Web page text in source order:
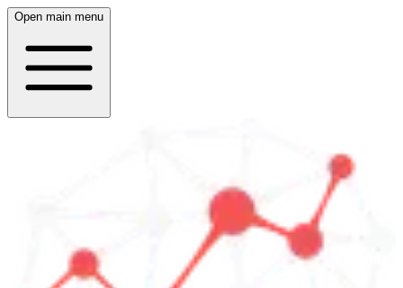
Open main menu